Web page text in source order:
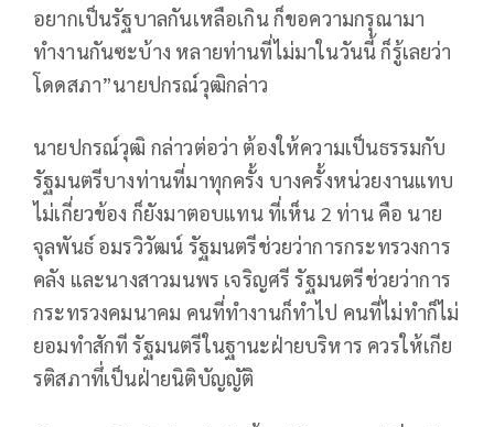
อยากเป็นรัฐบาลกันเหลือเกิน ก็ขอความกรุณามา
ทำงานกันซะบ้าง หลายท่านที่ไม่มาในวันนี้ ก็รู้เลยว่า
โดดสภา”นายปกรณ์วุฒิกล่าว
นายปกรณ์วุฒิ กล่าวต่อว่า ต้องให้ความเป็นธรรมกับ
รัฐมนตรีบางท่านที่มาทุกครั้ง บางครั้งหน่วยงานแทบ
ไม่เกี่ยวข้อง ก็ยังมาตอบแทน ที่เห็น 2 ท่าน คือ นาย
จุลพันธ์ อมรวิวัฒน์ รัฐมนตรีช่วยว่าการกระทรวงการ
คลัง และนางสาวมนพร เจริญศรี รัฐมนตรีช่วยว่าการ
กระทรวงคมนาคม คนที่ทำงานก็ทำไป คนที่ไม่ทำก็ไม่
ยอมทำสักที รัฐมนตรีในฐานะฝ่ายบริหาร ควรให้เกีย
รติสภาทึ่เป็นฝ่ายนิติบัญญัติ